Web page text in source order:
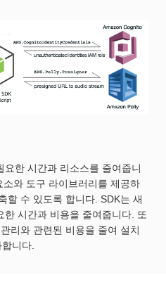
한 시간과 리소스를 줄여줍니
와 도구 라이브러리를 제공하
할 수 있도록 합니다. SDK는 새
시간과 비용을 줄여줍니다. 또
리와 관련된 비용을 줄여 설치
니다.